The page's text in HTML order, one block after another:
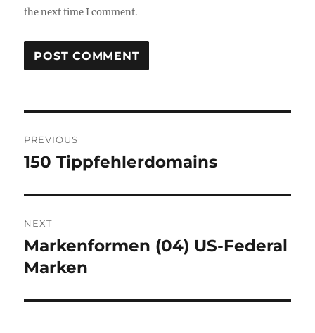
the next time I comment.
navigation
PREVIOUS
Previous
150 Tippfehlerdomains
NEXT
Next
post:
Markenformen (04) US-Federal
Marken